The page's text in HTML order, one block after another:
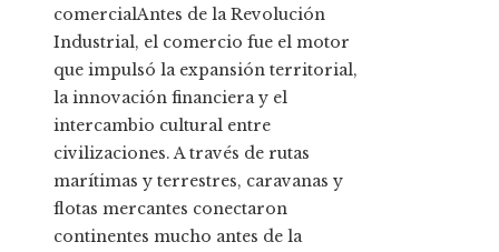
comercialAntes de la Revolución
Industrial, el comercio fue el motor
que impulsó la expansión territorial,
la innovación financiera y el
intercambio cultural entre
civilizaciones. A través de rutas
marítimas y terrestres, caravanas y
flotas mercantes conectaron
continentes mucho antes de la